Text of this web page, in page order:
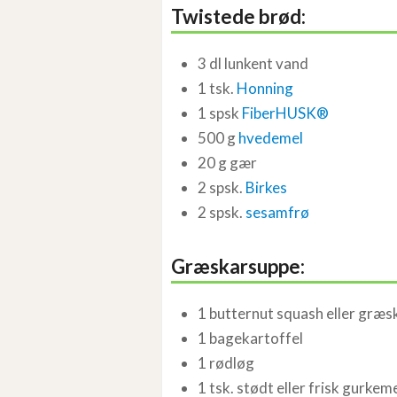
Twistede brød:
3 dl lunkent vand
1 tsk. Honning
1 spsk FiberHUSK®
500 ghvedemel
20 g gær
2 spsk. Birkes
2 spsk. sesamfrø
Græskarsuppe:
1 butternut squash eller
1 bagekartoffel
1 rødløg
1 tsk. stødt eller frisk